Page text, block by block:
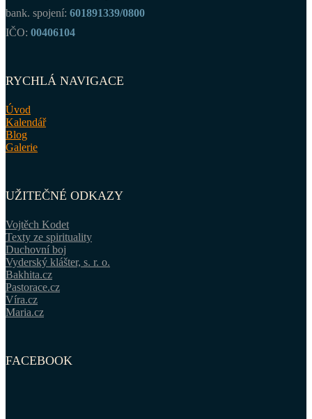
bank. spojení: 601891339/0800
IČO: 00406104
RYCHLÁ NAVIGACE
Úvod
Kalendář
Blog
Galerie
UŽITEČNÉ ODKAZY
Vojtěch Kodet
Texty ze spirituality
Duchovní boj
Vyderský klášter, s. r. o.
Bakhita.cz
Pastorace.cz
Víra.cz
Maria.cz
FACEBOOK